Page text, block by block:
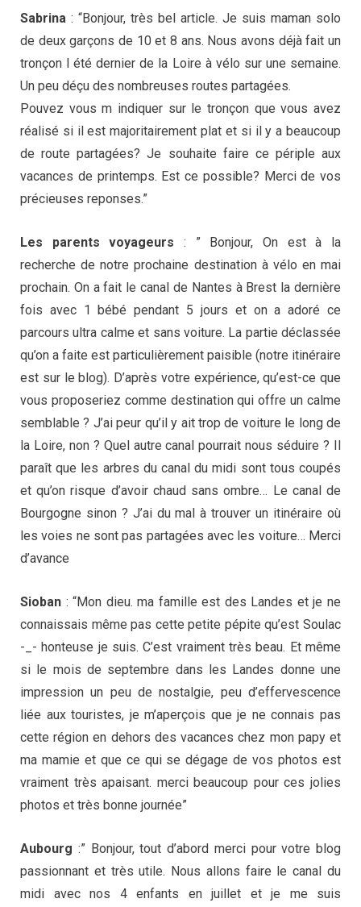
Sabrina : “Bonjour, très bel article. Je suis maman solo
de deux garçons de 10 et 8 ans. Nous avons déjà fait un
tronçon l été dernier de la Loire à vélo sur une semaine.
Un peu déçu des nombreuses routes partagées.
Pouvez vous m indiquer sur le tronçon que vous avez
réalisé si il est majoritairement plat et si il y a beaucoup
de route partagées? Je souhaite faire ce périple aux
vacances de printemps. Est ce possible? Merci de vos
précieuses reponses.”
Les parents voyageurs : ” Bonjour, On est à la
recherche de notre prochaine destination à vélo en mai
prochain. On a fait le canal de Nantes à Brest la dernière
fois avec 1 bébé pendant 5 jours et on a adoré ce
parcours ultra calme et sans voiture. La partie déclassée
qu’on a faite est particulièrement paisible (notre itinéraire
est sur le blog). D’après votre expérience, qu’est-ce que
vous proposeriez comme destination qui offre un calme
semblable ? J’ai peur qu’il y ait trop de voiture le long de
la Loire, non ? Quel autre canal pourrait nous séduire ? Il
paraît que les arbres du canal du midi sont tous coupés
et qu’on risque d’avoir chaud sans ombre… Le canal de
Bourgogne sinon ? J’ai du mal à trouver un itinéraire où
les voies ne sont pas partagées avec les voiture… Merci
d’avance
Sioban : “Mon dieu. ma famille est des Landes et je ne
connaissais même pas cette petite pépite qu’est Soulac
-_- honteuse je suis. C’est vraiment très beau. Et même
si le mois de septembre dans les Landes donne une
impression un peu de nostalgie, peu d’effervescence
liée aux touristes, je m’aperçois que je ne connais pas
cette région en dehors des vacances chez mon papy et
ma mamie et que ce qui se dégage de vos photos est
vraiment très apaisant. merci beaucoup pour ces jolies
photos et très bonne journée”
Aubourg :” Bonjour, tout d’abord merci pour votre blog
passionnant et très utile. Nous allons faire le canal du
midi avec nos 4 enfants en juillet et je me suis